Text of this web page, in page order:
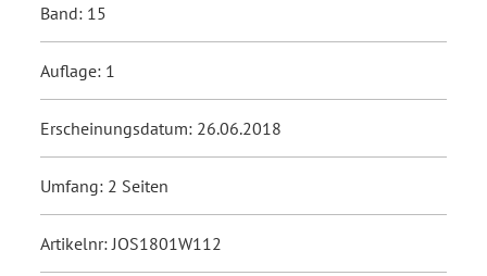
Band: 15
Auflage: 1
Erscheinungsdatum: 26.06.2018
Umfang: 2 Seiten
Artikelnr: JOS1801W112